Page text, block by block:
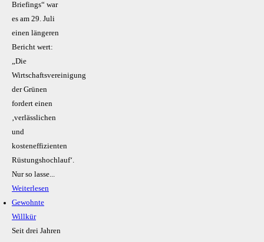
Briefings“ war
es am 29. Juli
einen längeren
Bericht wert:
„Die
Wirtschaftsvereinigung
der Grünen
fordert einen
‚verlässlichen
und
kosteneffizienten
Rüstungshochlauf‘.
Nur so lasse...
Weiterlesen
Gewohnte
Willkür
Seit drei Jahren